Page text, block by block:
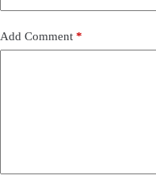
Add Comment *